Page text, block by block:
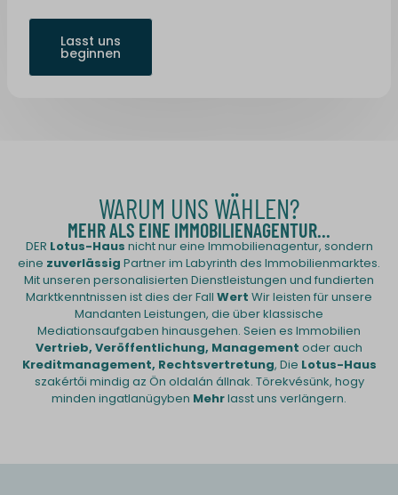
Lasst uns
beginnen
WARUM UNS WÄHLEN?
MEHR ALS EINE IMMOBILIENAGENTUR...
DER Lotus-Haus nicht nur eine Immobilienagentur, sondern
eine zuverlässig Partner im Labyrinth des Immobilienmarktes.
Mit unseren personalisierten Dienstleistungen und fundierten
Marktkenntnissen ist dies der Fall Wert Wir leisten für unsere
Mandanten Leistungen, die über klassische
Mediationsaufgaben hinausgehen. Seien es Immobilien
Vertrieb, Veröffentlichung, Management oder auch
Kreditmanagement, Rechtsvertretung, Die Lotus-Haus
szakértői mindig az Ön oldalán állnak. Törekvésünk, hogy
minden ingatlanügyben Mehrlasst uns verlängern.